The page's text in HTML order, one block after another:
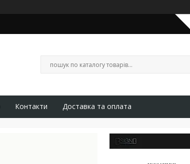
Контакти Доставка та оплата